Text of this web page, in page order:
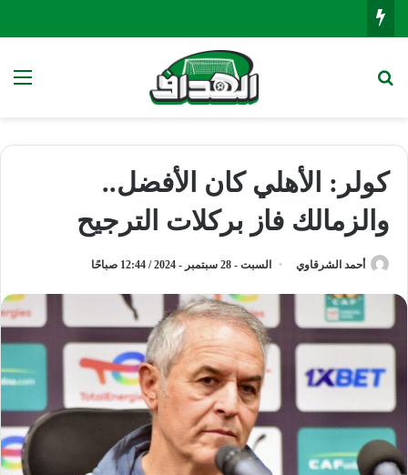
كولر: الأهلي كان الأفضل..
والزمالك فاز بركلات الترجيح
أحمد الشرقاوي السبت - 28 سبتمبر - 2024 / 12:44 صباحًا